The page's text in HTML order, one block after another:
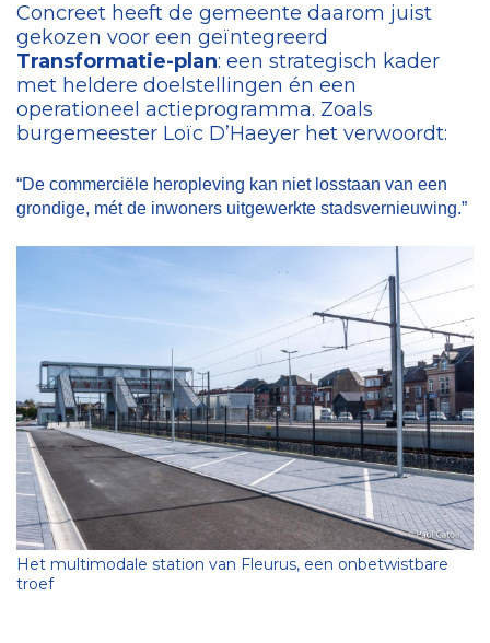
Concreet heeft de gemeente daarom juist
gekozen voor een geïntegreerd
Transformatie-plan: een strategisch kader
met heldere doelstellingen én een
operationeel actieprogramma. Zoals
burgemeester Loïc D’Haeyer het verwoordt:
“De commerciële heropleving kan niet losstaan van een
grondige, mét de inwoners uitgewerkte stadsvernieuwing.”
Het multimodale station van Fleurus, een onbetwistbare
troef